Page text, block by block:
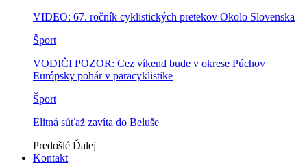
VIDEO: 67. ročník cyklistických pretekov Okolo Slovenska
Šport
VODIČI POZOR: Cez víkend bude v okrese Púchov
Európsky pohár v paracyklistike
Šport
Elitná súťaž zavíta do Beluše
Predošlé Ďalej
Kontakt